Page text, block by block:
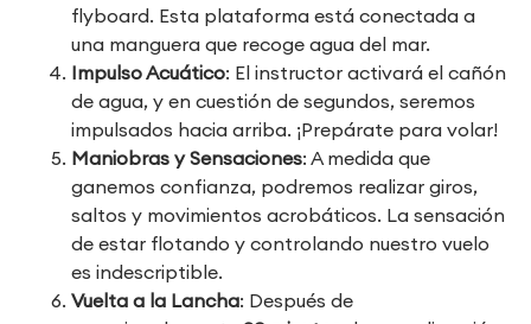
flyboard. Esta plataforma está conectada a
una manguera que recoge agua del mar.
Impulso Acuático: El instructor activará el cañón
de agua, y en cuestión de segundos, seremos
impulsados hacia arriba. ¡Prepárate para volar!
Maniobras y Sensaciones: A medida que
ganemos confianza, podremos realizar giros,
saltos y movimientos acrobáticos. La sensación
de estar flotando y controlando nuestro vuelo
es indescriptible.
Vuelta a la Lancha: Después de